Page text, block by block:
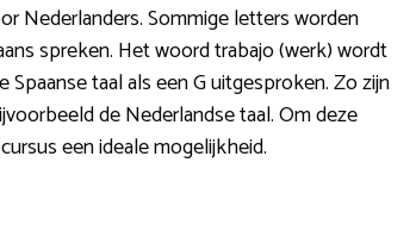
Nederlanders. Sommige letters worden
spreken. Het woord trabajo (werk) wordt
Spaanse taal als een G uitgesproken. Zo zijn
de Nederlandse taal. Om deze
een ideale mogelijkheid.